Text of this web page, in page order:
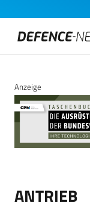
Anzeige
ANTRIEB